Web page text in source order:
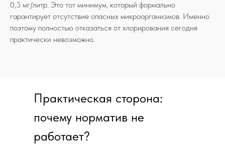
0,3 мг/литр. Это тот минимум, который формально
гарантирует отсутствие опасных микроорганизмов. Именно
поэтому полностью отказаться от хлорирования сегодня
практически невозможно.
Практическая сторона:
почему норматив не
работает?